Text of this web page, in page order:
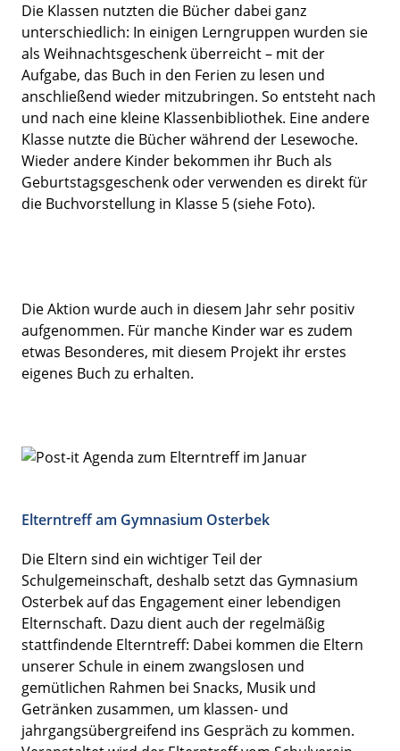
Die Klassen nutzten die Bücher dabei ganz
unterschiedlich: In einigen Lerngruppen wurden sie
als Weihnachtsgeschenk überreicht – mit der
Aufgabe, das Buch in den Ferien zu lesen und
anschließend wieder mitzubringen. So entsteht nach
und nach eine kleine Klassenbibliothek. Eine andere
Klasse nutzte die Bücher während der Lesewoche.
Wieder andere Kinder bekommen ihr Buch als
Geburtstagsgeschenk oder verwenden es direkt für
die Buchvorstellung in Klasse 5 (siehe Foto).
Die Aktion wurde auch in diesem Jahr sehr positiv
aufgenommen. Für manche Kinder war es zudem
etwas Besonderes, mit diesem Projekt ihr erstes
eigenes Buch zu erhalten.
Elterntreff am Gymnasium Osterbek
Die Eltern sind ein wichtiger Teil der
Schulgemeinschaft, deshalb setzt das Gymnasium
Osterbek auf das Engagement einer lebendigen
Elternschaft. Dazu dient auch der regelmäßig
stattfindende Elterntreff: Dabei kommen die Eltern
unserer Schule in einem zwangslosen und
gemütlichen Rahmen bei Snacks, Musik und
Getränken zusammen, um klassen- und
jahrgangsübergreifend ins Gespräch zu kommen.